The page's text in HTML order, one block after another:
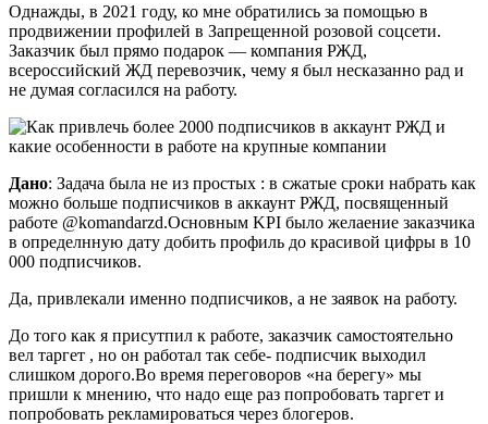
Однажды, в 2021 году, ко мне обратились за помощью в
продвижении профилей в Запрещенной розовой соцсети.
Заказчик был прямо подарок — компания РЖД,
всероссийский ЖД перевозчик, чему я был несказанно рад и
не думая согласился на работу.
Дано: Задача была не из простых : в сжатые сроки набрать как
можно больше подписчиков в аккаунт РЖД, посвященный
работе @komandarzd.Основным KPI было желаение заказчика
в определнную дату добить профиль до красивой цифры в 10
000 подписчиков.
Да, привлекали именно подписчиков, а не заявок на работу.
До того как я присутпил к работе, заказчик самостоятельно
вел таргет , но он работал так себе- подписчик выходил
слишком дорого.Во время переговоров «на берегу» мы
пришли к мнению, что надо еще раз попробовать таргет и
попробовать рекламироваться через блогеров.